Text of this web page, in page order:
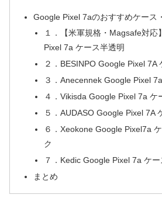
Google Pixel 7aのおすすめケース
１．【米軍規格・Magsafe対応
Pixel 7a ケース半透明
２．BESINPO Google Pixel 7A
３．Anecennek Google Pixel
４．Vikisda Google Pixel 7a ケ
５．AUDASO Google Pixel 7A
６．Xeokone Google Pixel7a
ク
７．Kedic Google Pixel 7a ケ
まとめ